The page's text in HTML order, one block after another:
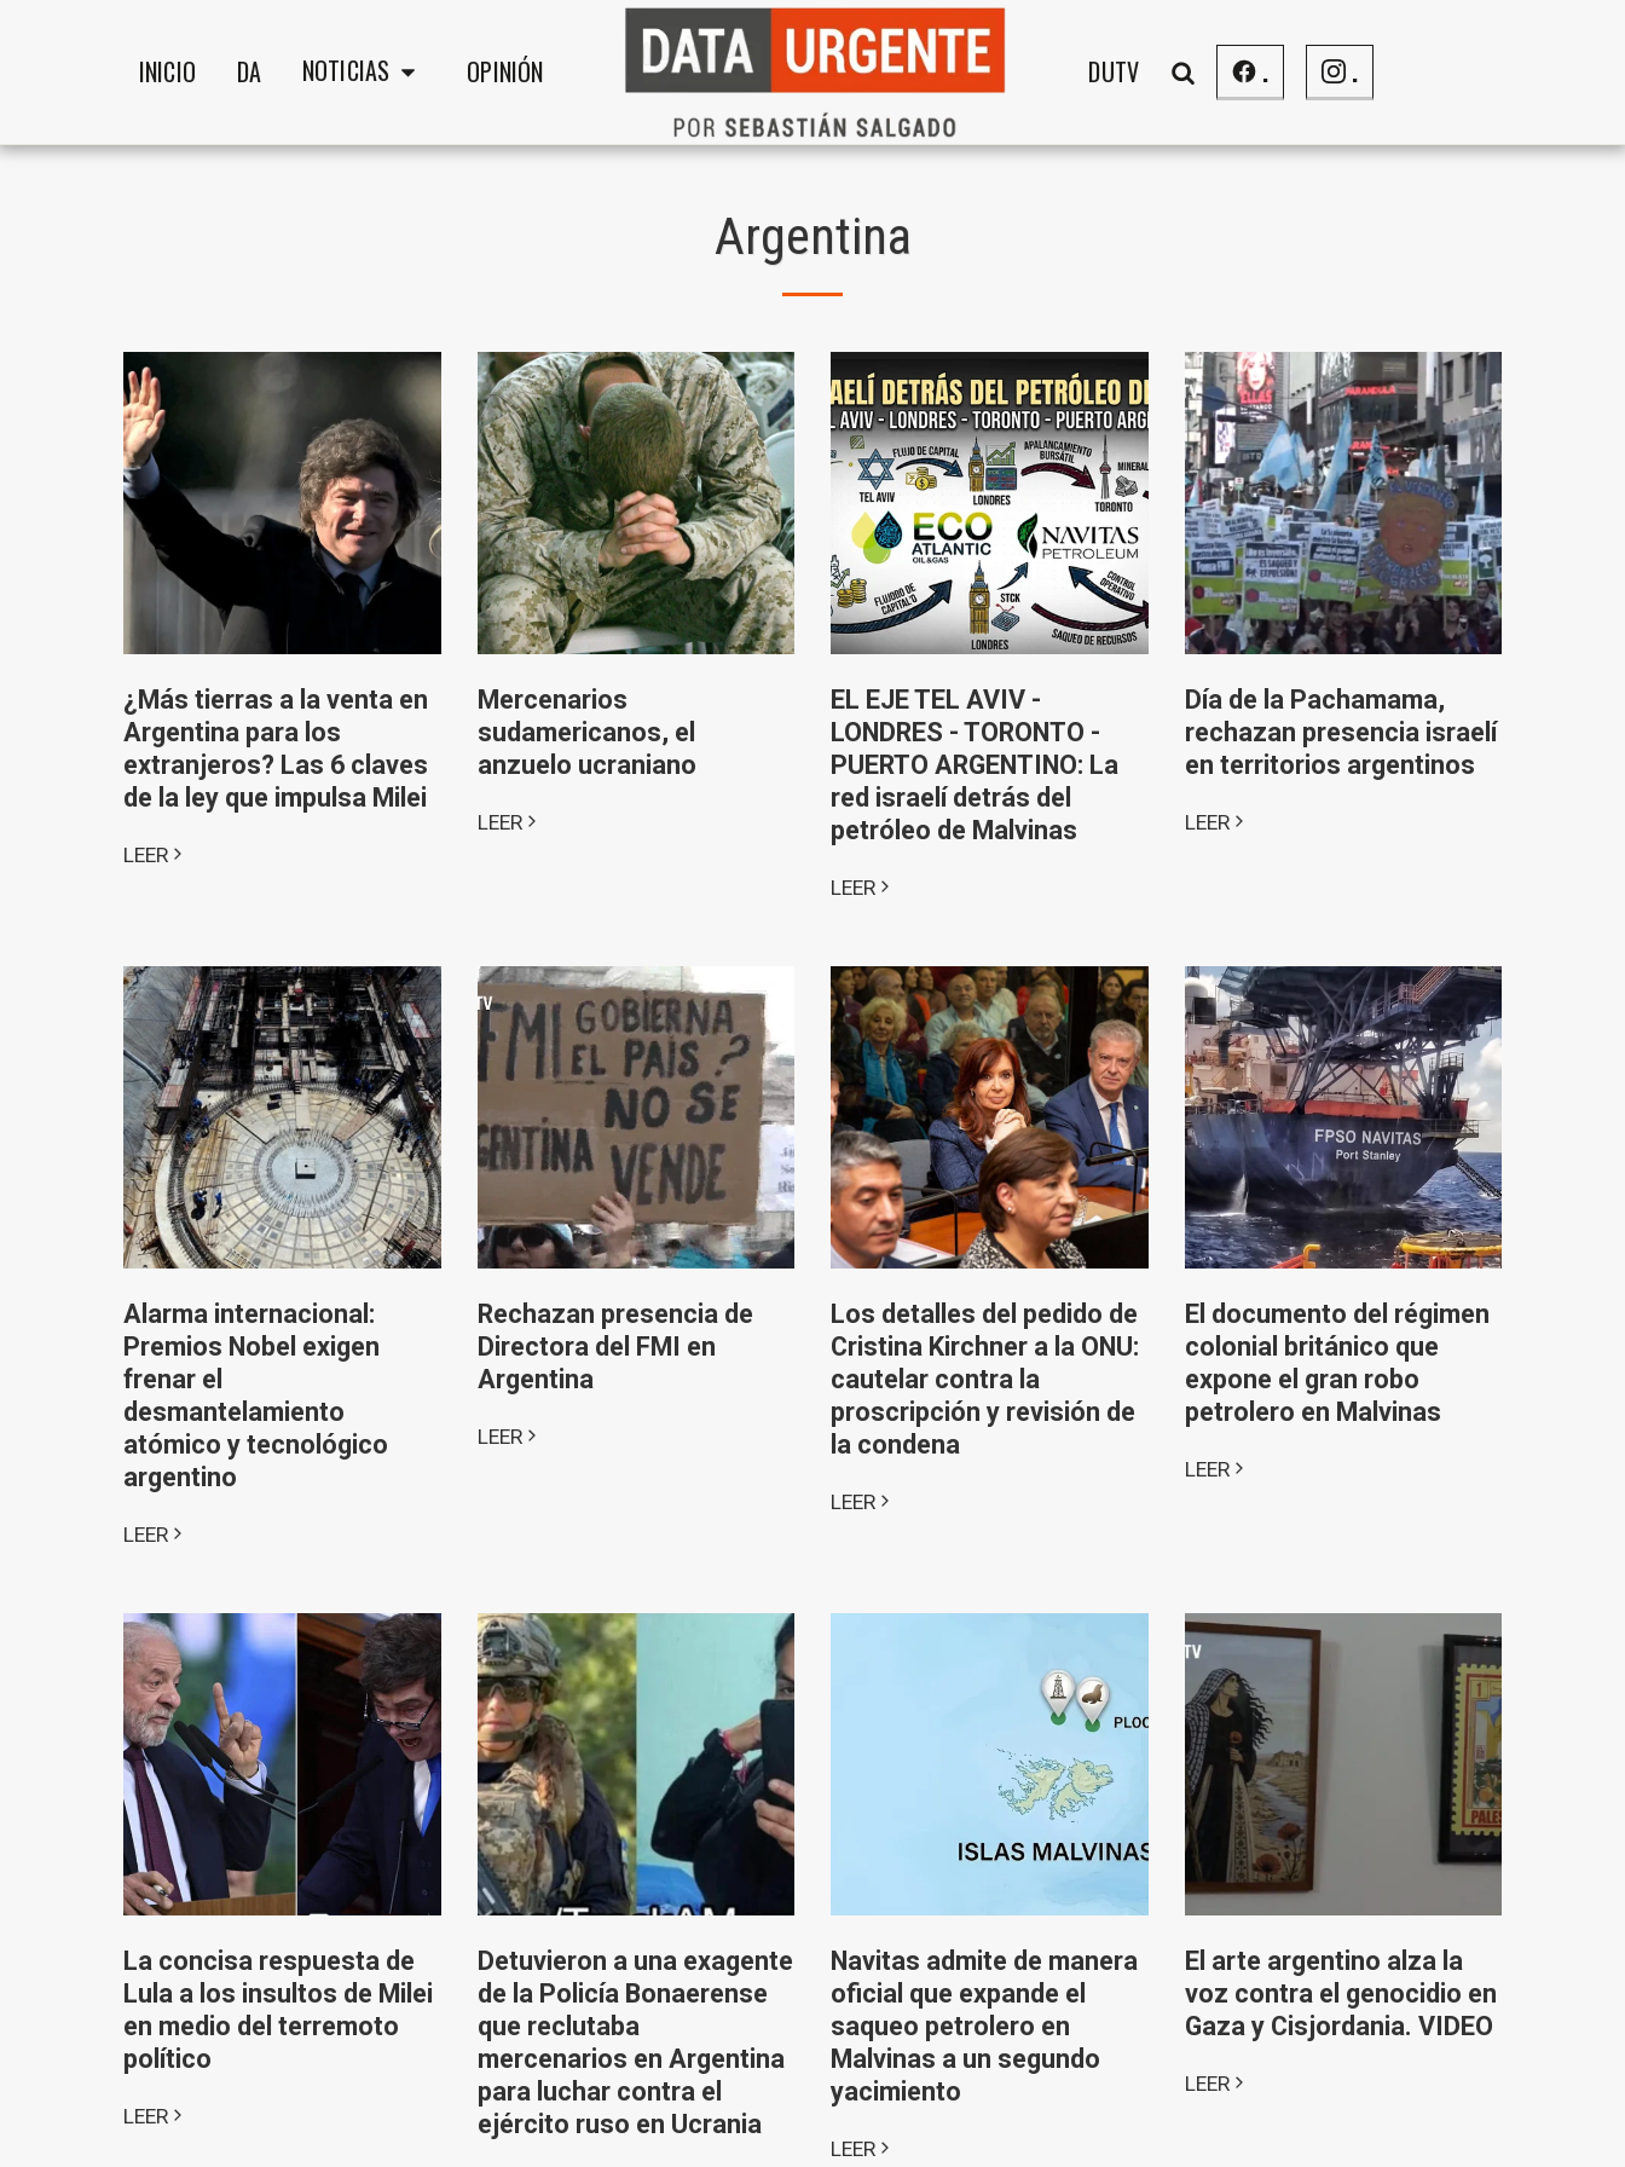
INICIO DA NOTICIAS OPINIÓN DUTV . .
Argentina
¿Más tierras a la venta en
Argentina para los
extranjeros? Las 6 claves
de la ley que impulsa Milei
LEER
Mercenarios
sudamericanos, el
anzuelo ucraniano
LEER
EL EJE TEL AVIV -
LONDRES - TORONTO -
PUERTO ARGENTINO: La
red israelí detrás del
petróleo de Malvinas
LEER
Día de la Pachamama,
rechazan presencia israelí
en territorios argentinos
LEER
Alarma internacional:
Premios Nobel exigen
frenar el
desmantelamiento
atómico y tecnológico
argentino
LEER
Rechazan presencia de
Directora del FMI en
Argentina
LEER
Los detalles del pedido de
Cristina Kirchner a la ONU:
cautelar contra la
proscripción y revisión de
la condena
LEER
El documento del régimen
colonial británico que
expone el gran robo
petrolero en Malvinas
LEER
La concisa respuesta de
Lula a los insultos de Milei
en medio del terremoto
político
LEER
Detuvieron a una exagente
de la Policía Bonaerense
que reclutaba
mercenarios en Argentina
para luchar contra el
ejército ruso en Ucrania
Navitas admite de manera
oficial que expande el
saqueo petrolero en
Malvinas a un segundo
yacimiento
LEER
El arte argentino alza la
voz contra el genocidio en
Gaza y Cisjordania. VIDEO
LEER